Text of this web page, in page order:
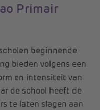
Primair
beginnende
bieden volgens een
en intensiteit van
de school heeft de
te laten slagen aan